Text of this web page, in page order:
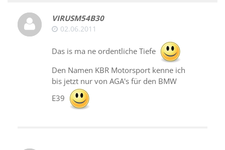
VIRUSM54B30
02.06.2011
Das is ma ne ordentliche Tiefe
Den Namen KBR Motorsport kenne ich
bis jetzt nur von AGA's für den BMW
E39